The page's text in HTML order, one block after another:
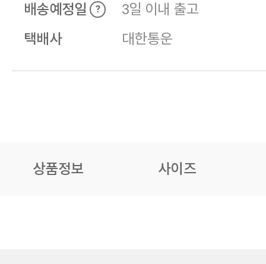
배송예정일
?
3일 이내 출고
택배사
대한통운
상품정보 사이즈